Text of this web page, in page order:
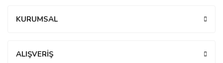
KURUMSAL
ALIŞVERİŞ